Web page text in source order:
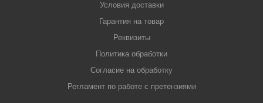
Условия доставки
Гарантия на товар
Реквизиты
Политика обработки
Согласие на обработку
Регламент по работе с претензиями